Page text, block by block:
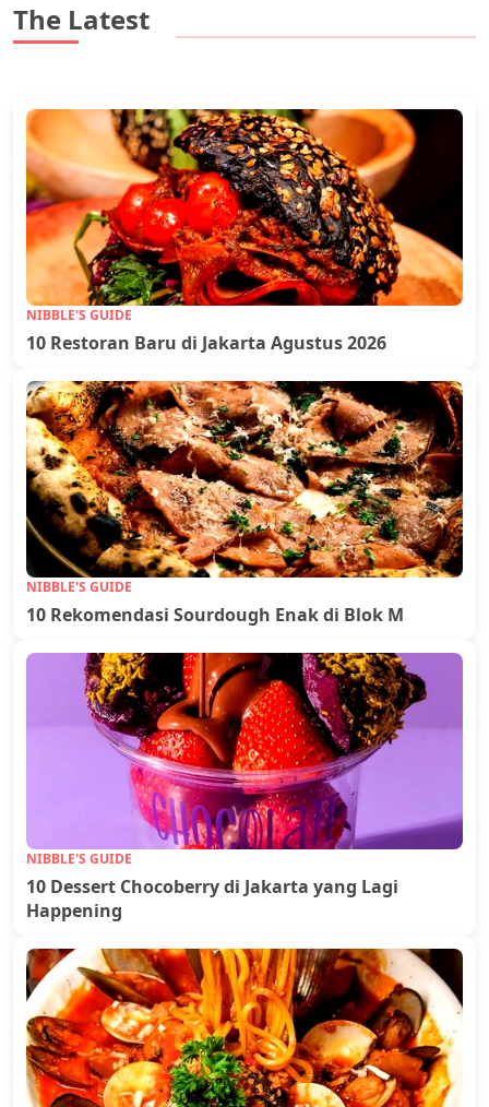
The Latest
NIBBLE'S GUIDE
10 Restoran Baru di Jakarta Agustus 2026
NIBBLE'S GUIDE
10 Rekomendasi Sourdough Enak di Blok M
NIBBLE'S GUIDE
10 Dessert Chocoberry di Jakarta yang Lagi
Happening